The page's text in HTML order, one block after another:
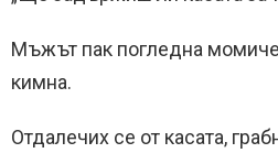
Мъжът пак погледна
кимна.
Отдалечих се от касата,